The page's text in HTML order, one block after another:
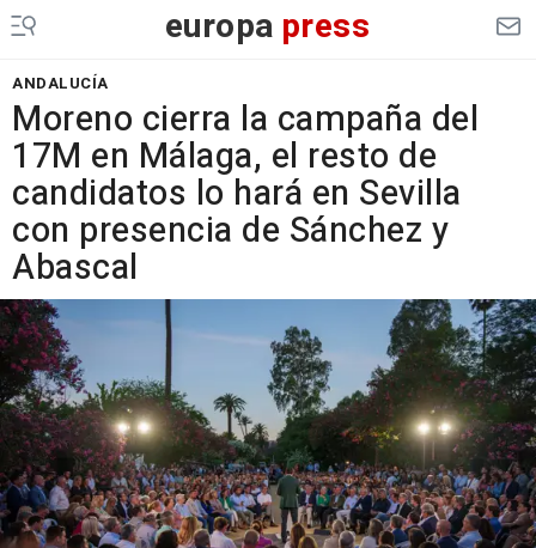
europa press
ANDALUCÍA
Moreno cierra la campaña del
17M en Málaga, el resto de
candidatos lo hará en Sevilla
con presencia de Sánchez y
Abascal